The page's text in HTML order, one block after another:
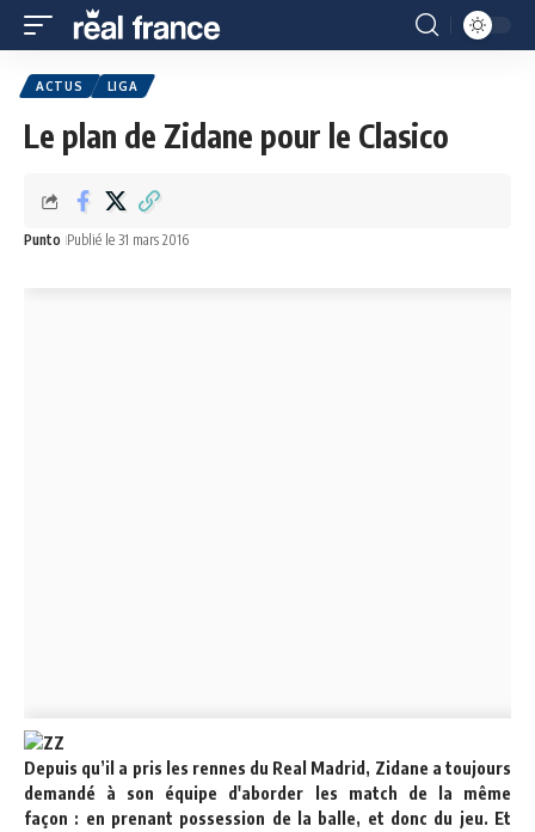
ACTUS LIGA
Le plan de Zidane pour le Clasico
Punto Publié le 31 mars 2016
Depuis qu’il a pris les rennes du Real Madrid, Zidane a toujours
demandé à son équipe d'aborder les match de la même
façon : en prenant possession de la balle, et donc du jeu. Et